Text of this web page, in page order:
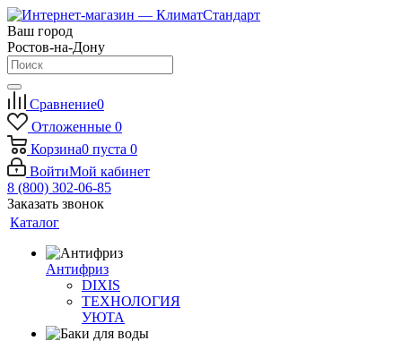
Ваш город
Ростов-на-Дону
Сравнение0
Отложенные 0
Корзина0 пуста 0
ВойтиМой кабинет
8 (800) 302-06-85
Заказать звонок
Каталог
Антифриз
DIXIS
ТЕХНОЛОГИЯ
УЮТА